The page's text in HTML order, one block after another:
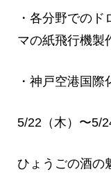
・各分野での
マの紙飛行機製
・神戸空港国際
5/22（木）〜5/
ひょうごの酒の